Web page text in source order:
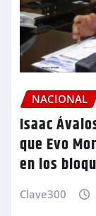
NACIONAL
Isaac
que Evo
en los
Clave300